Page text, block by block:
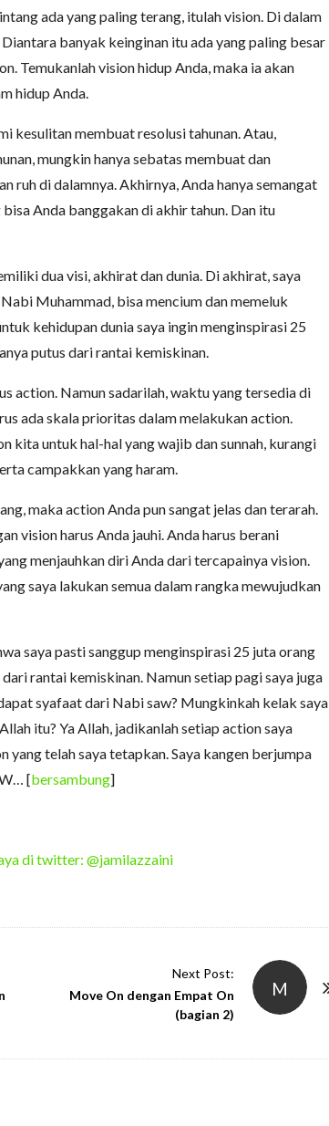
ada yang paling terang, itulah vision. Di dalam
banyak keinginan itu ada yang paling besar
Temukanlah vision hidup Anda, maka ia akan
hidup Anda.
kesulitan membuat resolusi tahunan. Atau,
mungkin hanya sebatas membuat dan
ruh di dalamnya. Akhirnya, Anda hanya semangat
Anda banggakan di akhir tahun. Dan itu
dua visi, akhirat dan dunia. Di akhirat, saya
Muhammad, bisa mencium dan memeluk
kehidupan dunia saya ingin menginspirasi 25
putus dari rantai kemiskinan.
action. Namun sadarilah, waktu yang tersedia di
ada skala prioritas dalam melakukan action.
kita untuk hal-hal yang wajib dan sunnah, kurangi
campakkan yang haram.
maka action Anda pun sangat jelas dan terarah.
vision harus Anda jauhi. Anda harus berani
menjauhkan diri Anda dari tercapainya vision.
saya lakukan semua dalam rangka mewujudkan
saya pasti sanggup menginspirasi 25 juta orang
rantai kemiskinan. Namun setiap pagi saya juga
syafaat dari Nabi saw? Mungkinkah kelak saya
itu? Ya Allah, jadikanlah setiap action saya
yang telah saya tetapkan. Saya kangen berjumpa
[bersambung]
di twitter: @jamilazzaini
M
Next Post:
Move On dengan Empat On
(bagian 2)